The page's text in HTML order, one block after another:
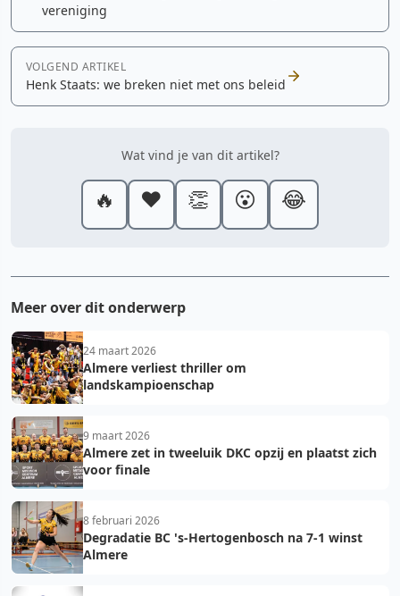
vereniging
VOLGEND ARTIKEL
Henk Staats: we breken niet met ons beleid
Wat vind je van dit artikel?
🔥 ❤️ 👏 😮 😂
Meer over dit onderwerp
24 maart 2026
Almere verliest thriller om
landskampioenschap
9 maart 2026
Almere zet in tweeluik DKC opzij en plaatst zich
voor finale
8 februari 2026
Degradatie BC 's-Hertogenbosch na 7-1 winst
Almere